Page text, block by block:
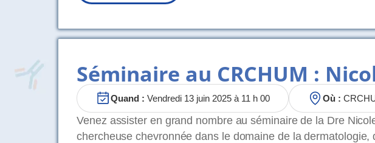
Séminaire au CRCHUM :
Quand : Vendredi 13 juin 2025 à 11 h 00 Où :
Venez assister en grand nombre au séminaire de la Dre
chercheuse chevronnée dans le domaine de la